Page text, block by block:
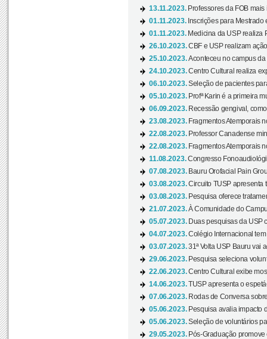
13.11.2023. Professores da FOB
01.11.2023. Inscrições para
01.11.2023. Medicina da USP realiza
26.10.2023.CBF e USP realizam
25.10.2023.Aconteceu no campus da
24.10.2023.Centro Cultural realiza
06.10.2023.Seleção de pacientes
05.10.2023. Profª Karin é a primeira
06.09.2023. Recessão gengival,
23.08.2023. Fragmentos Atemporais
22.08.2023. Professor Canadense
22.08.2023. Fragmentos Atemporais
11.08.2023.Congresso
07.08.2023. Bauru Orofacial Pain
03.08.2023.Circuito TUSP apresenta
03.08.2023. Pesquisa oferece
21.07.2023.À Comunidade do
05.07.2023. Duas pesquisas da USP
04.07.2023.Colégio Internacional
03.07.2023.31ª Volta USP Bauru vai
29.06.2023. Pesquisa seleciona
22.06.2023.Centro Cultural exibe
14.06.2023.TUSP apresenta o
07.06.2023. Rodas de Conversa
05.06.2023. Pesquisa avalia impacto
05.06.2023.Seleção de voluntários
29.05.2023. Pós-Graduação